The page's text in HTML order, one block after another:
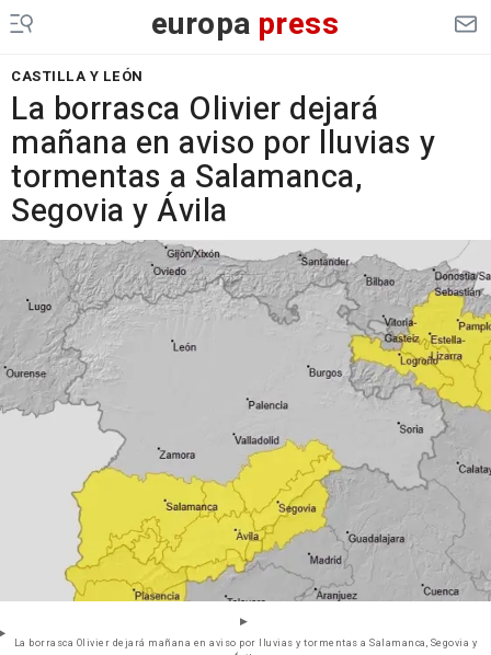
europa press
CASTILLA Y LEÓN
La borrasca Olivier dejará
mañana en aviso por lluvias y
tormentas a Salamanca,
Segovia y Ávila
La borrasca Olivier dejará mañana en aviso por lluvias y tormentas a Salamanca, Segovia y